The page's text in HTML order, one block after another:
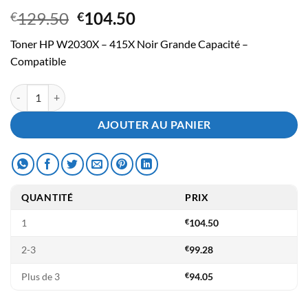
€129.50 Le
initial
€104.50Le
actuel
Toner HP W2030X – 415X Noir Grande Capacité –
Compatible
quantité de Toner Compatible HP W2030X - 415X Noir Grande
AJOUTER AU PANIER
QUANTITÉ PRIX
1 €104.50
2-3 €99.28
Plus de 3 €94.05